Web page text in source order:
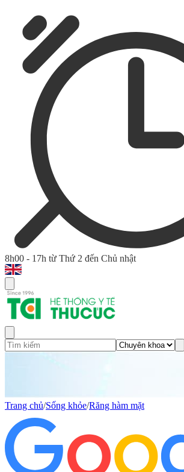
8h00 - 17h từ Thứ 2 đến Chủ nhật
Trang chủ/Sống khỏe/Răng hàm mặt